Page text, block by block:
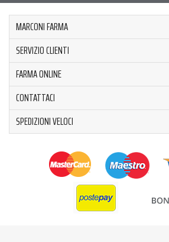
MARCONI FARMA
SERVIZIO CLIENTI
FARMA ONLINE
CONTATTACI
SPEDIZIONI VELOCI